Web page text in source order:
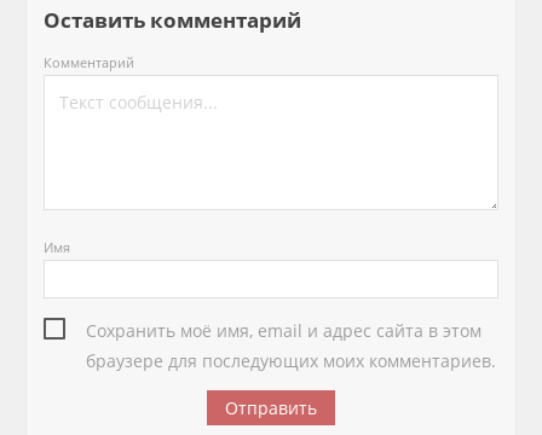
Оставить комментарий
Комментарий
Имя
Сохранить моё имя, email и адрес сайта в этом
браузере для последующих моих комментариев.